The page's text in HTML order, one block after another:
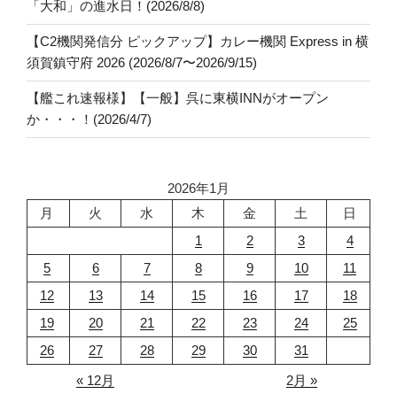
「大和」の進水日！(2026/8/8)
【C2機関発信分 ピックアップ】カレー機関 Express in 横
須賀鎮守府 2026 (2026/8/7〜2026/9/15)
【艦これ速報様】【一般】呉に東横INNがオープン
か・・・！(2026/4/7)
2026年1月
月
火 水 木 金 土
日
1
2 3
4
5
6 7 8 9 10
11
12
13 14 15 16 17
18
19
20 21 22 23 24
25
26
27 28 29 30
31
« 12月
2月 »